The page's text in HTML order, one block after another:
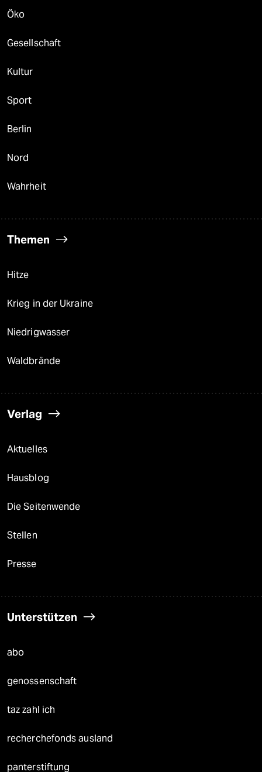
Öko
Gesellschaft
Kultur
Sport
Berlin
Nord
Wahrheit
Themen
Hitze
Krieg in der Ukraine
Niedrigwasser
Waldbrände
Verlag
Aktuelles
Hausblog
Die Seitenwende
Stellen
Presse
Unterstützen
abo
genossenschaft
taz zahl ich
recherchefonds ausland
panterstiftung